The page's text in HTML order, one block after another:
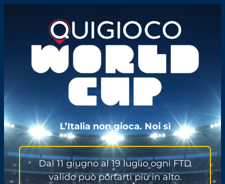
L’Italia non gioca. Noi sì
Dal 11 giugno al 19 luglio ogni FTD
valido può portarti più in alto.